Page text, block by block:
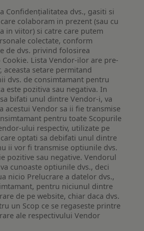
Confidențialitatea dvs., gasiti si
colaboram in prezent (sau cu
in viitor) si catre care putem
colectate, conform
de dvs. privind folosirea
Lista Vendor-ilor are pre-
aceasta setare permitand
dvs. de consimtamant pentru
este pozitiva sau negativa. In
bifati unul dintre Vendor-i, va
acestui Vendor sa ii fie transmise
pentru toate Scopurile
ului respectiv, utilizate pe
optati sa debifati unul dintre
ii vor fi transmise optiunile dvs.
pozitive sau negative. Vendorul
cunoaste optiunile dvs., deci
nicio Prelucrare a datelor dvs.,
pentru niciunul dintre
de pe website, chiar daca dvs.
un Scop ce se regaseste printre
ale respectivului Vendor